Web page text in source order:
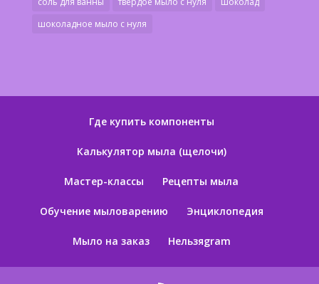
шоколадное мыло с нуля
Где купить компоненты
Калькулятор мыла (щелочи)
Мастер-классы Рецепты мыла
Обучение мыловарению Энциклопедия
Мыло на заказ Нельзяgram